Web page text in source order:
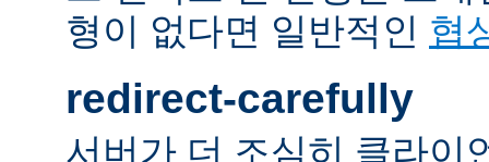
형이 없다면 일반적인 협
redirect-carefully
서버가 더 조심히 클라이